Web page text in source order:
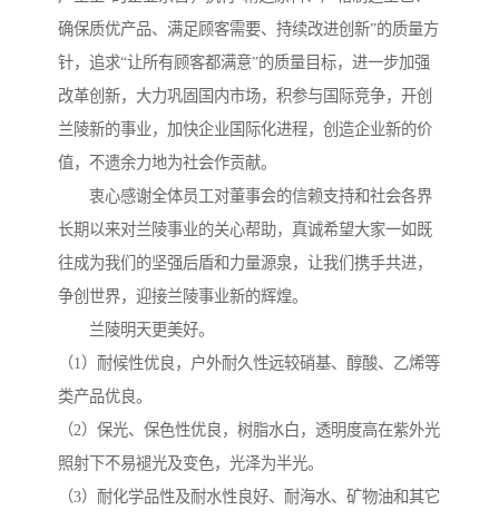
确保质优产品、满足顾客需要、持续改进创新”的质量方
针，追求“让所有顾客都满意”的质量目标，进一步加强
改革创新，大力巩固国内市场，积参与国际竞争，开创
兰陵新的事业，加快企业国际化进程，创造企业新的价
值，不遗余力地为社会作贡献。
衷心感谢全体员工对董事会的信赖支持和社会各界
长期以来对兰陵事业的关心帮助，真诚希望大家一如既
往成为我们的坚强后盾和力量源泉，让我们携手共进，
争创世界，迎接兰陵事业新的辉煌。
兰陵明天更美好。
（1）耐候性优良，户外耐久性远较硝基、醇酸、乙烯等
类产品优良。
（2）保光、保色性优良，树脂水白，透明度高在紫外光
照射下不易褪光及变色，光泽为半光。
（3）耐化学品性及耐水性良好、耐海水、矿物油和其它